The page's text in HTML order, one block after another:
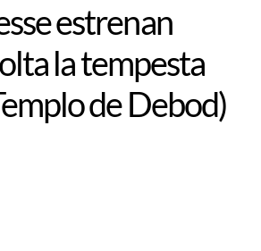
estrenan
la tempesta
de Debod)